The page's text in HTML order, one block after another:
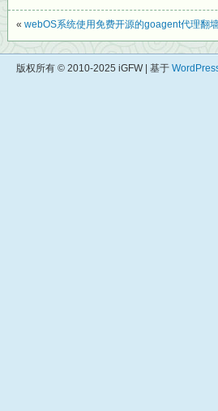
« webOS系统使用免费开源的goagent代理翻
版权所有 © 2010-2025 iGFW | 基于